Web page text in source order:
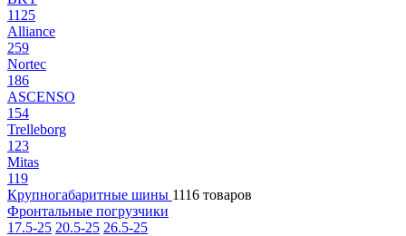
1125
Alliance
259
Nortec
186
ASCENSO
154
Trelleborg
123
Mitas
119
Крупногабаритные шины 1116 товаров
Фронтальные погрузчики
17.5-25 20.5-25 26.5-25